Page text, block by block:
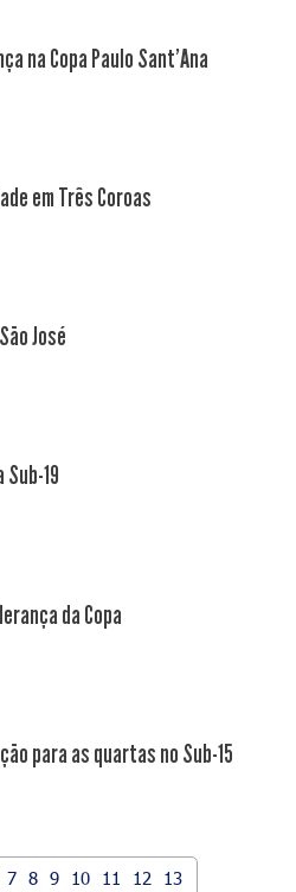
na Copa Paulo Sant'Ana
em Três Coroas
José
19
da Copa
para as quartas no Sub-15
7 8 9 10 11 12
13